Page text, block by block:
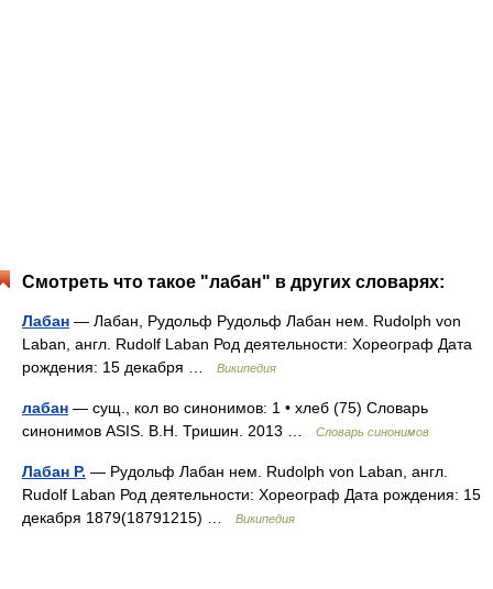
Смотреть что такое "лабан" в других словарях:
Лабан — Лабан, Рудольф Рудольф Лабан нем. Rudolph von
Laban, англ. Rudolf Laban Род деятельности: Хореограф Дата
рождения: 15 декабря …
Википедия
лабан — сущ., кол во синонимов: 1 • хлеб (75) Словарь
синонимов ASIS. В.Н. Тришин. 2013 …
Словарь синонимов
Лабан Р. — Рудольф Лабан нем. Rudolph von Laban, англ.
Rudolf Laban Род деятельности: Хореограф Дата рождения: 15
декабря 1879(18791215) …
Википедия